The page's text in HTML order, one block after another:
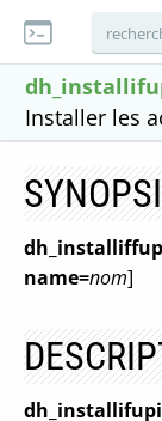
Installer les
name=nom]